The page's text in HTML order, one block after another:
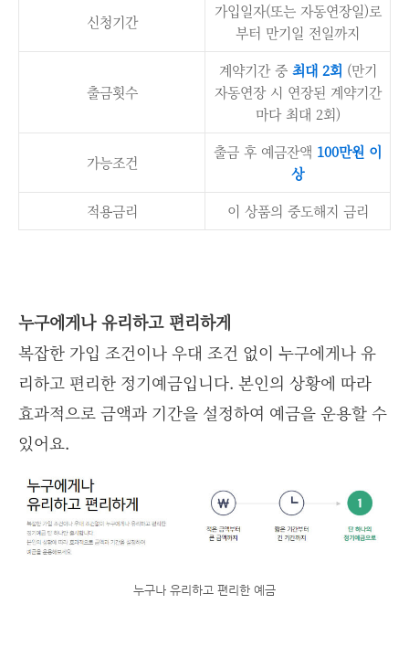
신청기간
가입일자(또는 자동연장일)로
부터 만기일 전일까지
출금횟수
계약기간 중 최대 2회 (만기
자동연장 시 연장된 계약기간
마다 최대 2회)
가능조건
출금 후 예금잔액 100만원 이
상
적용금리
이 상품의 중도해지 금리
누구에게나 유리하고 편리하게
복잡한 가입 조건이나 우대 조건 없이 누구에게나 유
리하고 편리한 정기예금입니다. 본인의 상황에 따라
효과적으로 금액과 기간을 설정하여 예금을 운용할 수
있어요.
누구나 유리하고 편리한 예금